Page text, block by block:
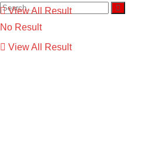
No Result
View All Result
View All Result